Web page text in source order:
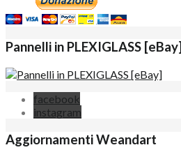
Pannelli in PLEXIGLASS [eBay]
facebook
instagram
Aggiornamenti Weandart